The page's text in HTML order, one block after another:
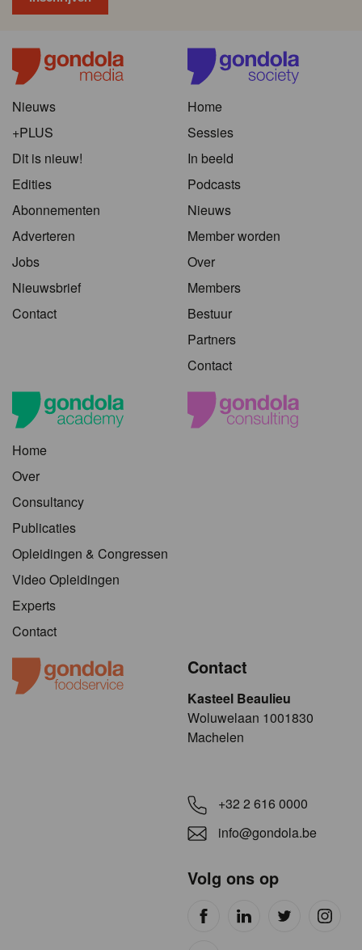
Nieuws
+PLUS
Dit is nieuw!
Edities
Abonnementen
Adverteren
Jobs
Nieuwsbrief
Contact
Home
Sessies
In beeld
Podcasts
Nieuws
Member worden
Over
Members
Bestuur
Partners
Contact
Home
Over
Consultancy
Publicaties
Opleidingen & Congressen
Video Opleidingen
Experts
Contact
Contact
Kasteel Beaulieu
​​​Woluwelaan 1001830
Machelen
+32 2 616 0000
info@gondola.be
Volg ons op